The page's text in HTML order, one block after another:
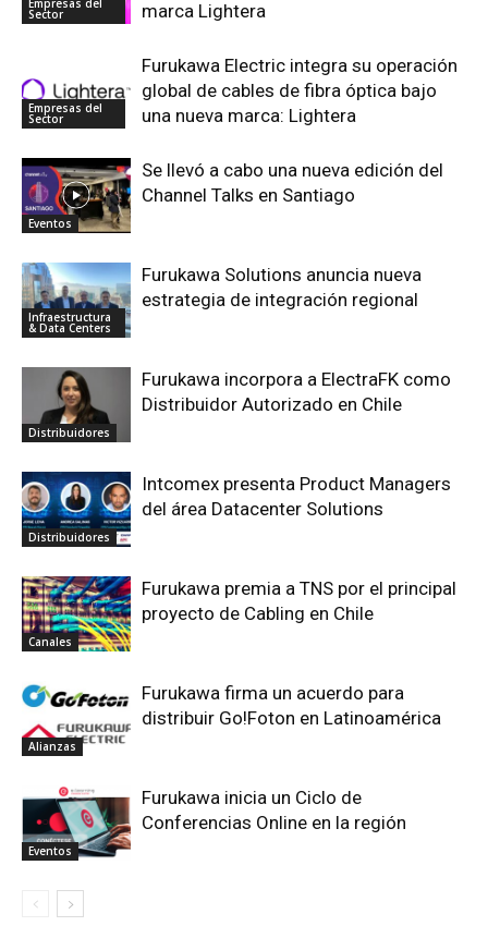
Sector marca Lightera
Empresas del
Sector
Furukawa Electric integra su operación
global de cables de fibra óptica bajo
una nueva marca: Lightera
Eventos
Se llevó a cabo una nueva edición del
Channel Talks en Santiago
Infraestructura
& Data Centers
Furukawa Solutions anuncia nueva
estrategia de integración regional
Distribuidores
Furukawa incorpora a ElectraFK como
Distribuidor Autorizado en Chile
Distribuidores
Intcomex presenta Product Managers
del área Datacenter Solutions
Canales
Furukawa premia a TNS por el principal
proyecto de Cabling en Chile
Alianzas
Furukawa firma un acuerdo para
distribuir Go!Foton en Latinoamérica
Eventos
Furukawa inicia un Ciclo de
Conferencias Online en la región